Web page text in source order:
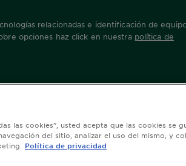
relacionadas e identificación de
opciones haz click en nuestra política de
y uso
las cookies”, usted acepta que las cookies se
del sitio, analizar el uso del mismo, y
Política de privacidad